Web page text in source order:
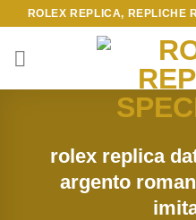
content
ROLEX REPLICA, REPLICHE
rolex replica
argento